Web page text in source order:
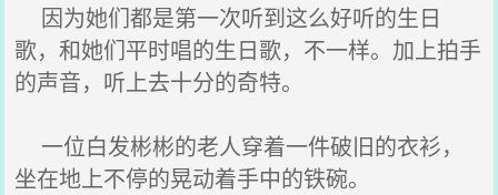
因为她们都是第一次听到这么好听的生日
歌，和她们平时唱的生日歌，不一样。加上拍手
的声音，听上去十分的奇特。
一位白发彬彬的老人穿着一件破旧的衣衫，
坐在地上不停的晃动着手中的铁碗。